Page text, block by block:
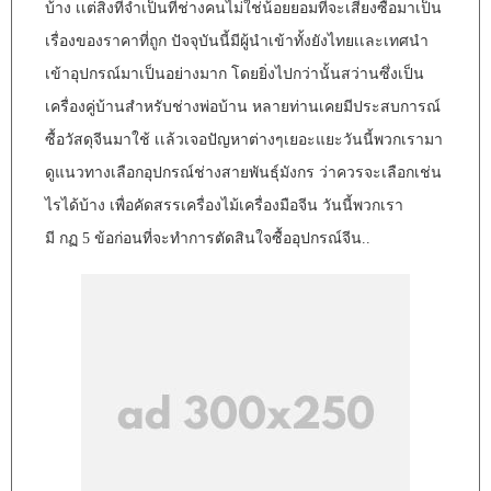
บ้าง เเต่สิ่งที่จำเป็นที่ช่างคนไม่ใช่น้อยยอมที่จะเสี่ยงซื้อมาเป็น
เรื่องของราคาที่ถูก ปัจจุบันนี้มีผู้นำเข้าทั้งยังไทยเเละเทศนำ
เข้าอุปกรณ์มาเป็นอย่างมาก โดยยิ่งไปกว่านั้นสว่านซึ่งเป็น
เครื่องคู่บ้านสำหรับช่างพ่อบ้าน หลายท่านเคยมีประสบการณ์
ซื้อวัสดุจีนมาใช้ เเล้วเจอปัญหาต่างๆเยอะแยะวันนี้พวกเรามา
ดูแนวทางเลือกอุปกรณ์ช่างสายพันธุ์มังกร ว่าควรจะเลือกเช่น
ไรได้บ้าง เพื่อคัดสรรเครื่องไม้เครื่องมือจีน วันนี้พวกเรา
มี กฏ 5 ข้อก่อนที่จะทำการตัดสินใจซื้ออุปกรณ์จีน..